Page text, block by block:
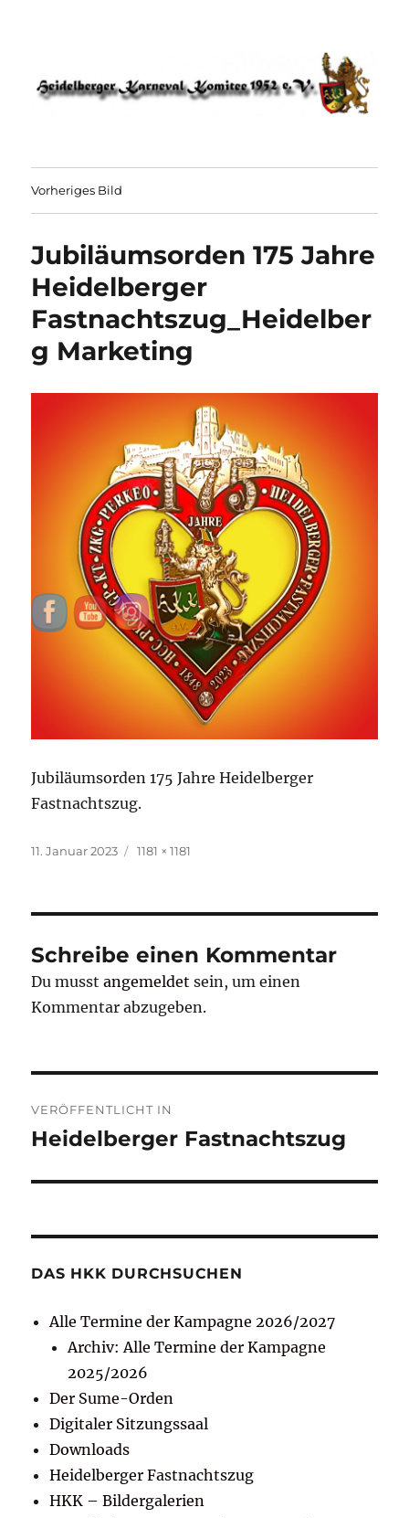
HKK 1952 – Heidelberger Karneval
Komitee
Vorheriges Bild
Jubiläumsorden 175 Jahre
Heidelberger
Fastnachtszug_Heidelber
g Marketing
Jubiläumsorden 175 Jahre Heidelberger
Fastnachtszug.
Veröffentlicht
11. Januar 2023 Originalgröße
1181 × 1181
Schreibe einen Kommentar
Du musstangemeldet sein, um einen
Kommentar abzugeben.
VERÖFFENTLICHT IN
Heidelberger Fastnachtszug
DAS HKK DURCHSUCHEN
Alle Termine der Kampagne 2026/2027
Archiv: Alle Termine der Kampagne
2025/2026
Der Sume-Orden
Digitaler Sitzungssaal
Downloads
Heidelberger Fastnachtszug
HKK – Bildergalerien